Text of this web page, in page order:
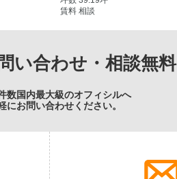
賃料 相談
い合わせ・相談無料
数国内最大級のオフィシルへ
にお問い合わせください。